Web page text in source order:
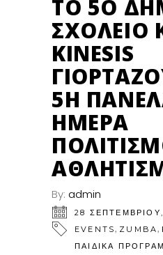
ΤΟ 5Ο
ΣΧΟΛΕΊΟ
KINESIS
5Η
ΗΜΈΡΑ
By: admin
28 ΣΕΠΤΕΜΒΡΊΟΥ,
EVENTS, ZUMBA,
ΠΑΙΔΙΚΆ